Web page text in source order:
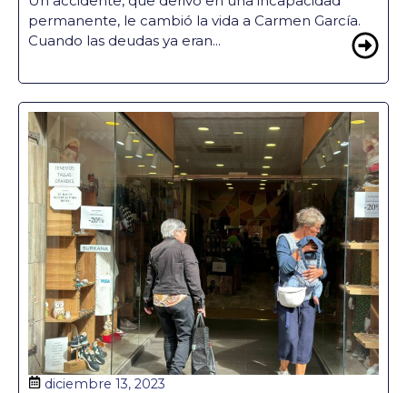
permanente, le cambió la vida a Carmen García.
Cuando las deudas ya eran...
diciembre 13, 2023